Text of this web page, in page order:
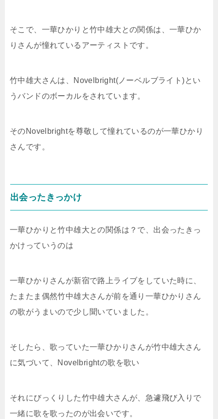
そこで、一華ひかりと竹中雄大との関係は、一華ひか
りさんが憧れているアーティストです。
竹中雄大さんは、Novelbright(ノーベルブライト)とい
うバンドのボーカルをされています。
そのNovelbrightを尊敬して憧れているのが一華ひかり
さんです。
出会ったきっかけ
一華ひかりと竹中雄大との関係は？で、出会ったきっ
かけっていうのは
一華ひかりさんが新宿で路上ライブをしていた時に、
たまたま偶然竹中雄大さんが前を通り一華ひかりさん
の歌がうまいので少し聞いていました。
そしたら、歌っていた一華ひかりさんが竹中雄大さん
に気づいて、Novelbrightの歌を歌い
それにびっくりした竹中雄大さんが、急遽飛び入りで
一緒に歌を歌ったのが出会いです。